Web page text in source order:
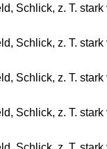
Schlick, z. T.
Schlick, z. T.
Schlick, z. T.
Schlick, z. T.